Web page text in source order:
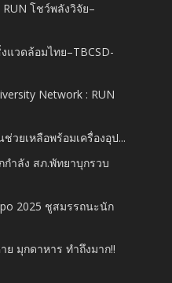
โชว์พลังวิจัย–
แวดล้อมไทย–TBCSD-
Network : RUN
วยเหลือพร้อมเครื่องอุป...
กำลัง สภ.พัทยาบุกรวบ
2025 ชูสมรรถนะนัก
ย มุกดาหาร ทำถึงมาก!!